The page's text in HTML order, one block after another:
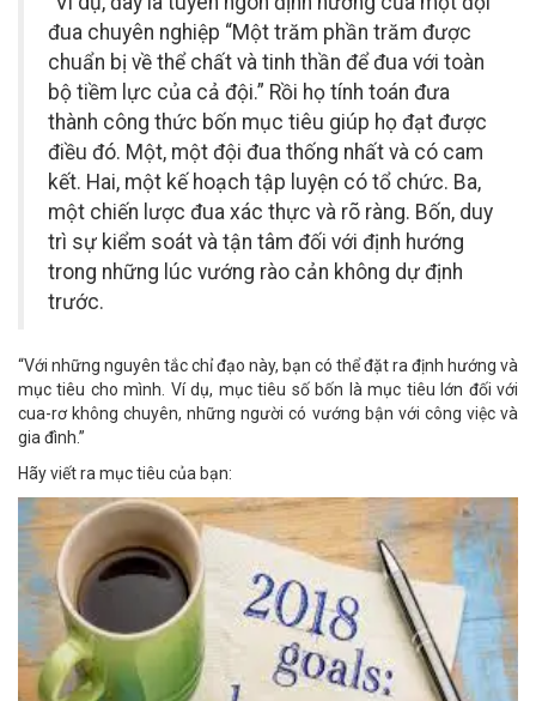
đua chuyên nghiệp “Một trăm phần trăm được
chuẩn bị về thể chất và tinh thần để đua với toàn
bộ tiềm lực của cả đội.” Rồi họ tính toán đưa
thành công thức bốn mục tiêu giúp họ đạt được
điều đó. Một, một đội đua thống nhất và có cam
kết. Hai, một kế hoạch tập luyện có tổ chức. Ba,
một chiến lược đua xác thực và rõ ràng. Bốn, duy
trì sự kiểm soát và tận tâm đối với định hướng
trong những lúc vướng rào cản không dự định
trước.
“Với những nguyên tắc chỉ đạo này, bạn có thể đặt ra định hướng và
mục tiêu cho mình. Ví dụ, mục tiêu số bốn là mục tiêu lớn đối với
cua-rơ không chuyên, những người có vướng bận với công việc và
gia đình.”
Hãy viết ra mục tiêu của bạn: